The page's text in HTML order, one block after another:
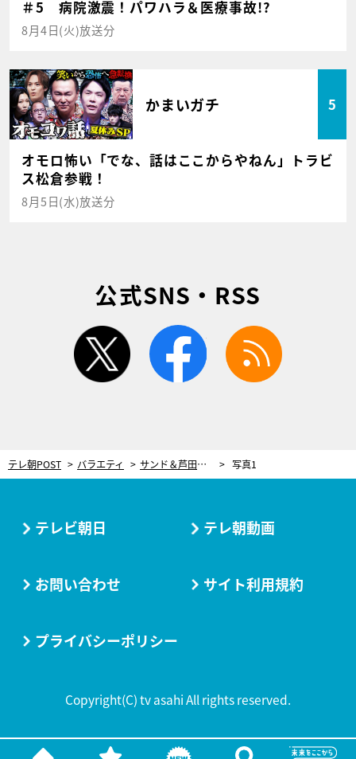
＃5 病院激震！パワハラ＆医療事故!?
8月4日(火)放送分
かまいガチ 5
オモロ怖い「でな、話はここからやねん」トラビ
ス松倉参戦！
8月5日(水)放送分
公式SNS・RSS
twitter facebook
テレ朝POST バラエティ サンド＆芦田愛菜「いいロケでした」と絶賛！番組初の“トイレ博士ちゃん”登場で大喜び 写真1
テレビ朝日 テレ朝動画
お問い合わせ サイト利用規約
プライバシーポリシー
Copyright(C) tv asahi All rights reserved.